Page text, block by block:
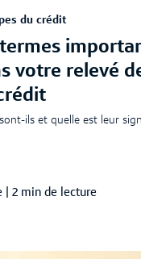
du crédit
votre relevé
ils et quelle est leur
2 min de lecture